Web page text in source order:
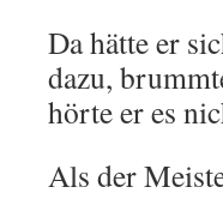
Da hätte er
dazu,
hörte er es
Als der